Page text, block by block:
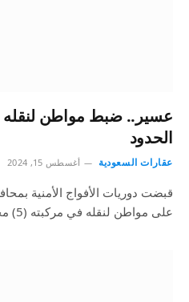
الحدود
عقارات السعودية أغسطس 15, 2024
قبضت دوريات الأفواج الأمنية
على مواطن لنقله في مركبته (5) مخالفين لنظام أمن الحدود من…